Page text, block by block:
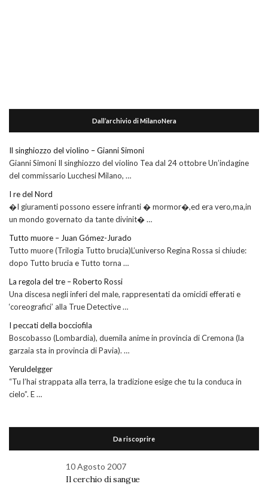
Dall’archivio di MilanoNera
Il singhiozzo del violino – Gianni Simoni
Gianni Simoni Il singhiozzo del violino Tea dal 24 ottobre Un’indagine
del commissario Lucchesi Milano, …
I re del Nord
�I giuramenti possono essere infranti � mormor�,ed era vero,ma,in
un mondo governato da tante divinit� …
Tutto muore – Juan Gómez-Jurado
Tutto muore (Trilogia Tutto brucia)L’universo Regina Rossa si chiude:
dopo Tutto brucia e Tutto torna …
La regola del tre – Roberto Rossi
Una discesa negli inferi del male, rappresentati da omicidi efferati e
‘coreografici’ alla True Detective …
I peccati della bocciofila
Boscobasso (Lombardia), duemila anime in provincia di Cremona (la
garzaia sta in provincia di Pavia). …
Yeruldelgger
“Tu l’hai strappata alla terra, la tradizione esige che tu la conduca in
cielo”. E …
Da riscoprire
10 Agosto 2007
Il cerchio di sangue